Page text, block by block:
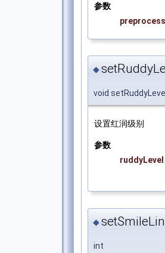
参数
◆
void
设置红润级别
参数
ruddyLevel
◆
int